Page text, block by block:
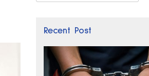
Recent Post